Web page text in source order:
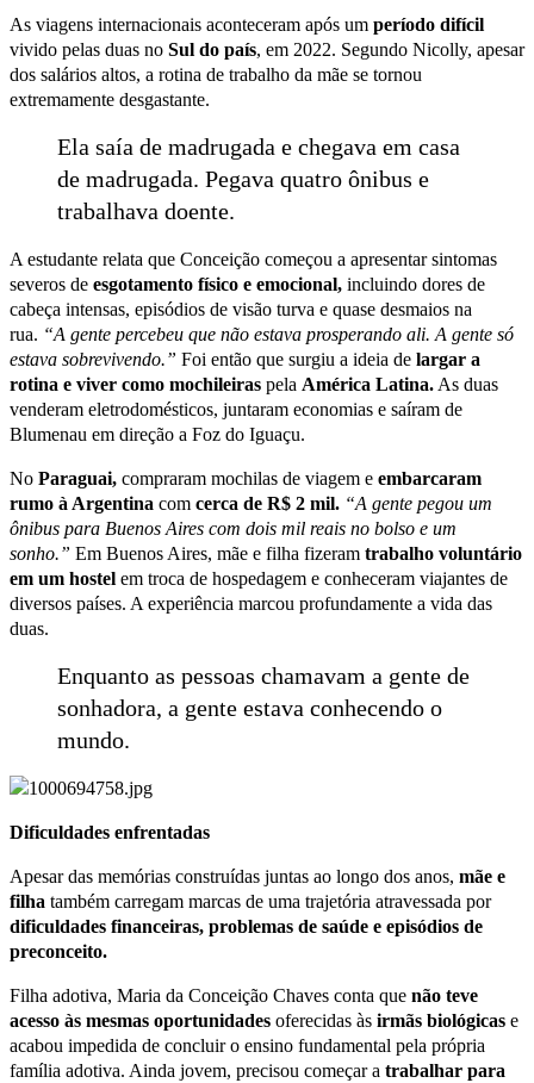
As viagens internacionais aconteceram após um período difícil
vivido pelas duas no Sul do país, em 2022. Segundo Nicolly, apesar
dos salários altos, a rotina de trabalho da mãe se tornou
extremamente desgastante.
Ela saía de madrugada e chegava em casa
de madrugada. Pegava quatro ônibus e
trabalhava doente.
A estudante relata que Conceição começou a apresentar sintomas
severos de esgotamento físico e emocional, incluindo dores de
cabeça intensas, episódios de visão turva e quase desmaios na
rua. “A gente percebeu que não estava prosperando ali. A gente só
estava sobrevivendo.” Foi então que surgiu a ideia de largar a
rotina e viver como mochileiras pela América Latina. As duas
venderam eletrodomésticos, juntaram economias e saíram de
Blumenau em direção a Foz do Iguaçu.
No Paraguai, compraram mochilas de viagem e embarcaram
rumo à Argentina com cerca de R$ 2 mil. “A gente pegou um
ônibus para Buenos Aires com dois mil reais no bolso e um
sonho.” Em Buenos Aires, mãe e filha fizeram trabalho voluntário
em um hostel em troca de hospedagem e conheceram viajantes de
diversos países. A experiência marcou profundamente a vida das
duas.
Enquanto as pessoas chamavam a gente de
sonhadora, a gente estava conhecendo o
mundo.
Dificuldades enfrentadas
Apesar das memórias construídas juntas ao longo dos anos, mãe e
filha também carregam marcas de uma trajetória atravessada por
dificuldades financeiras, problemas de saúde e episódios de
preconceito.
Filha adotiva, Maria da Conceição Chaves conta que não teve
acesso às mesmas oportunidades oferecidas às irmãs biológicas e
acabou impedida de concluir o ensino fundamental pela própria
família adotiva. Ainda jovem, precisou começar a trabalhar para